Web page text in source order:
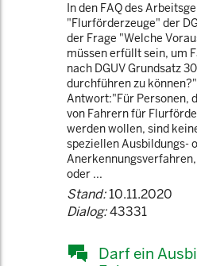
In den FAQ des
"Flurförderzeuge" der
der Frage "Welche
müssen erfüllt sein, um
nach DGUV Grundsatz
durchführen zu
Antwort:"Für Personen,
von Fahrern für
werden wollen, sind
speziellen Ausbildungs-
oder ...
Stand:10.11.2020
Dialog:43331
Darf ein